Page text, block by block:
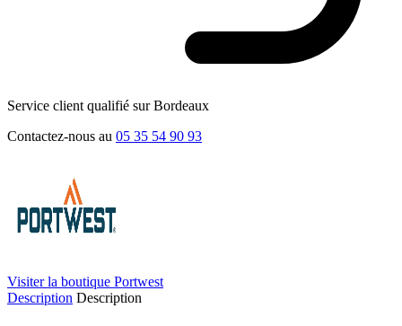
Service client qualifié sur Bordeaux
Contactez-nous au 05 35 54 90 93
Visiter la boutique Portwest
Description Description